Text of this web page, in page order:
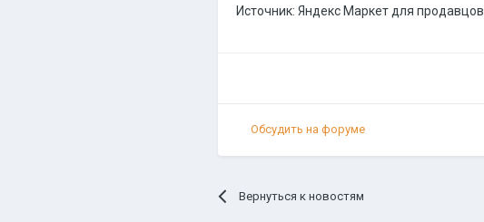
Источник: Яндекс Маркет для продавцов
Обсудить на форуме
Вернуться к новостям